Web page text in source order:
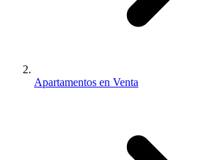
Apartamentos en Venta